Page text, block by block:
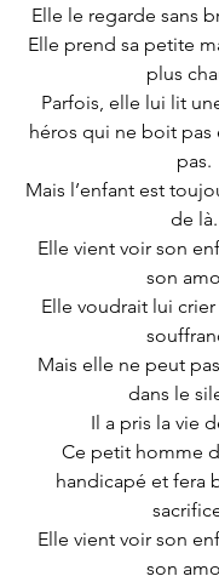
Elle le regarde sans
Elle prend sa petite
plus
Parfois, elle lui lit
héros qui ne boit pas
pas.
Mais l’enfant est
de là.
Elle vient voir son
son
Elle voudrait lui
Mais elle ne peut
dans le
Il a pris la vie
Ce petit homme
handicapé et fera
Elle vient voir son
son